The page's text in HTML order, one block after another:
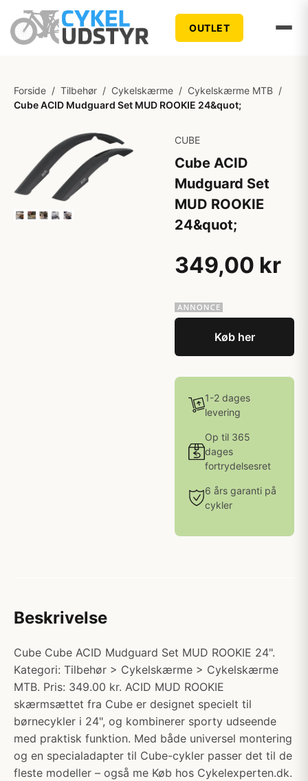
OUTLET
Forside / Tilbehør / Cykelskærme / Cykelskærme MTB /
Cube ACID Mudguard Set MUD ROOKIE 24&quot;
CUBE
Cube ACID
Mudguard Set
MUD ROOKIE
24&quot;
349,00 kr
Køb her
1-2 dages
levering
Op til 365
dages
fortrydelsesret
6 års garanti på
cykler
Beskrivelse
Cube Cube ACID Mudguard Set MUD ROOKIE 24".
Kategori: Tilbehør > Cykelskærme > Cykelskærme
MTB. Pris: 349.00 kr. ACID MUD ROOKIE
skærmsættet fra Cube er designet specielt til
børnecykler i 24", og kombinerer sporty udseende
med praktisk funktion. Med både universel montering
og en specialadapter til Cube-cykler passer det til de
fleste modeller – også me Køb hos Cykelexperten.dk.